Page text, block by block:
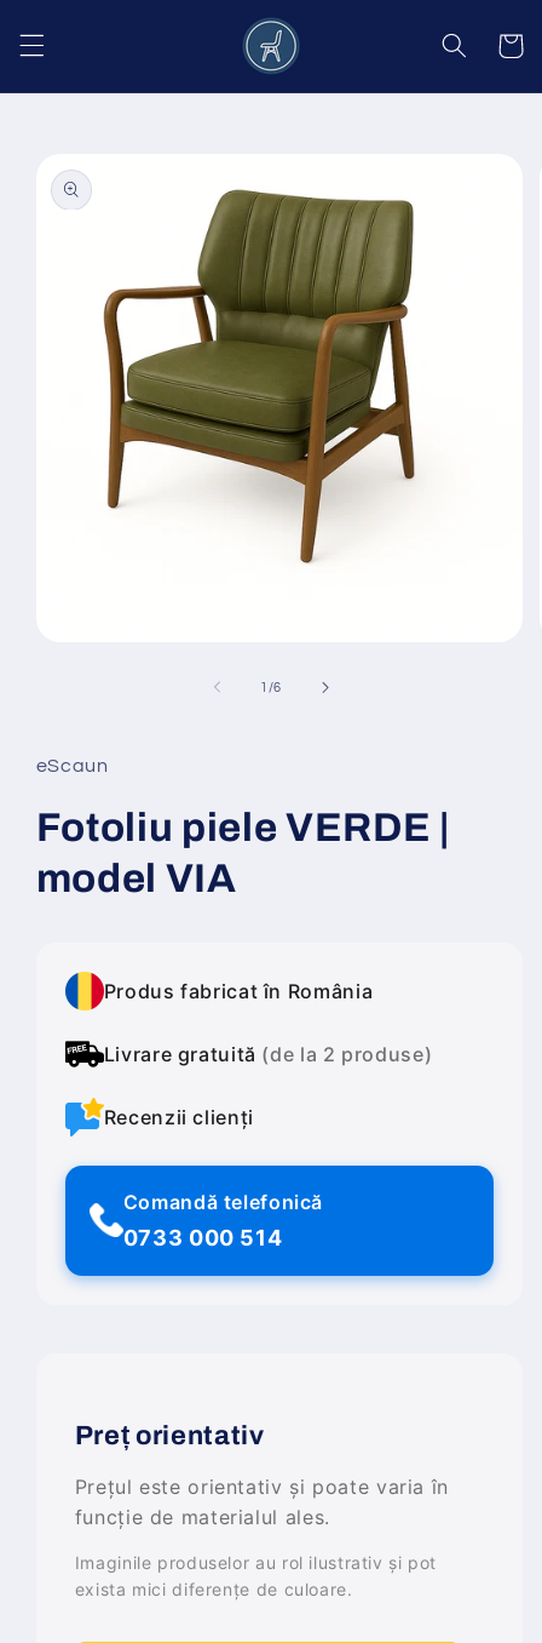
conținut
Coș
informațiile
despre
produs
fereastră
modală
1 /din
6
eScaun
Fotoliu piele VERDE |
model VIA
Produs fabricat în România
Livrare gratuită (de la 2 produse)
Recenzii clienți
Comandă telefonică
0733 000 514
Preț orientativ
Prețul este orientativ și poate varia în
funcție de materialul ales.
Imaginile produselor au rol ilustrativ și pot
exista mici diferențe de culoare.